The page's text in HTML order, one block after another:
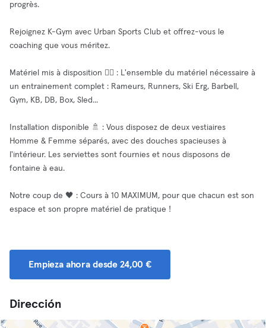
progrès.
Rejoignez K-Gym avec Urban Sports Club et offrez-vous le
coaching que vous méritez.
Matériel mis à disposition 🧘‍♂️ : L'ensemble du matériel nécessaire à
un entrainement complet : Rameurs, Runners, Ski Erg, Barbell,
Gym, KB, DB, Box, Sled...
Installation disponible 🚿 : Vous disposez de deux vestiaires
Homme & Femme séparés, avec des douches spacieuses à
l'intérieur. Les serviettes sont fournies et nous disposons de
fontaine à eau.
Notre coup de 🖤 : Cours à 10 MAXIMUM, pour que chacun est son
espace et son propre matériel de pratique !
Empieza ahora desde 24,00 €
Dirección